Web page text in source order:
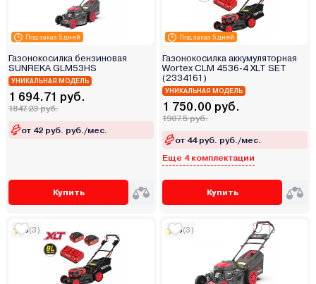
Под заказ 5 дней
Газонокосилка бензиновая
SUNREKA GLM53HS
УНИКАЛЬНАЯ МОДЕЛЬ
1 694.71 руб.
1847.23 руб.
от 42 руб. руб./мес.
Купить
Под заказ 5 дней
Газонокосилка аккумуляторная
Wortex CLM 4536-4 XLT SET
(2334161)
УНИКАЛЬНАЯ МОДЕЛЬ
1 750.00 руб.
1907.5 руб.
от 44 руб. руб./мес.
Еще 4 комплектации
Купить
5(3) 5(3)